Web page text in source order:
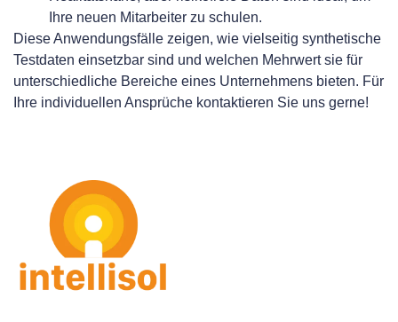
Ihre neuen Mitarbeiter zu schulen.
Diese Anwendungsfälle zeigen, wie vielseitig synthetische
Testdaten einsetzbar sind und welchen Mehrwert sie für
unterschiedliche Bereiche eines Unternehmens bieten. Für
Ihre individuellen Ansprüche kontaktieren Sie uns gerne!